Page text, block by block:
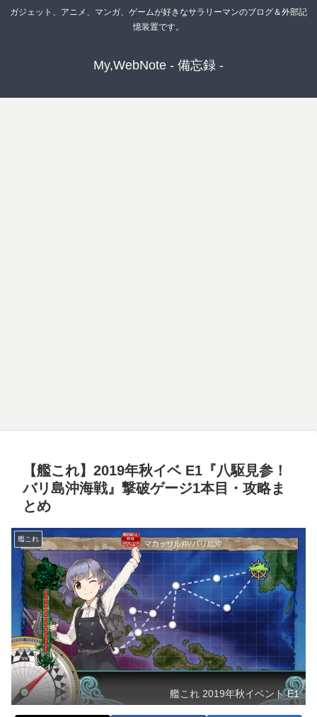
ガジェット、アニメ、マンガ、ゲームが好きなサラリーマンのブログ＆外部記
憶装置です。
My,WebNote - 備忘録 -
【艦これ】2019年秋イベ E1『八駆見参！
バリ島沖海戦』撃破ゲージ1本目・攻略ま
とめ
艦これ
艦これ 2019年秋イベント E1